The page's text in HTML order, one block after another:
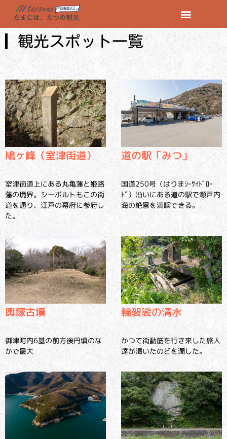
観光スポット一覧
鳩ヶ峰（室津街道）
室津街道上にある丸亀藩と姫路
藩の境界。シーボルトもこの街
道を通り、江戸の幕府に参府し
た。
道の駅「みつ」
国道250号（はりまｼｰｻｲﾄﾞﾛｰ
ﾄﾞ）沿いにある道の駅で瀬戸内
海の絶景を満喫できる。
輿塚古墳
御津町内6基の前方後円墳のな
かで最大
輪袈裟の清水
かつて街動筋を行き来した旅人
達が渇いたのどを潤した。